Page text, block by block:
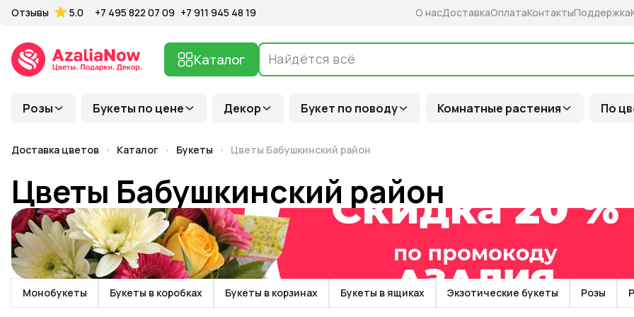
Розы Букеты по цене Декор Букет по поводу Комнатные растения По
Каталог
Отзывы 5.0 +7 495 822 07 09 +7 911 945 48 19 О насДоставкаОплатаКонтактыПоддержка
Доставка цветов Каталог Букеты Цветы Бабушкинский район
Цветы Бабушкинский район
Монобукеты Букеты в коробках Букеты в корзинах Букеты в ящиках Экзотические букеты Розы